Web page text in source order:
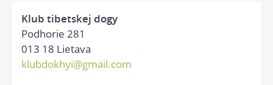
Klub tibetskej dogy
Podhorie 281
013 18 Lietava
klubdokhyi@gmail.com